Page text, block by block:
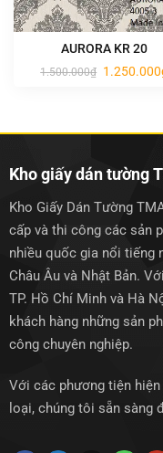
AURORA KR 20
1.500.000₫ Giá
1.250.000
Kho giấy dán tường
Kho Giấy Dán Tường
cấp và thi công các sản
nhiều quốc gia nổi tiếng
Châu Âu và Nhật Bản.
TP. Hồ Chí Minh và Hà
khách hàng những sản
công chuyên nghiệp.
Với các phương tiện hiện
loại, chúng tôi sẵn sàng